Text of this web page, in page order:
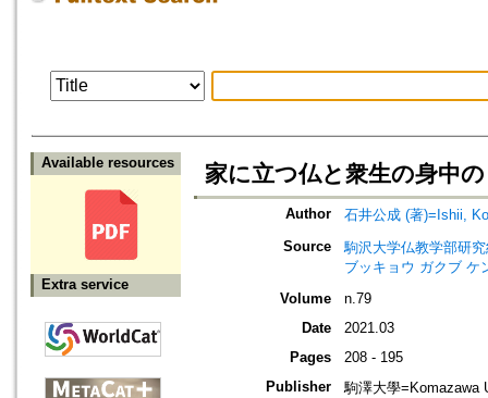
Available resources
Extra service
家に立つ仏と衆生の身中
Author
石井公成 (著)=Ishii,
Source
駒沢大学仏教学部研
ブッキョウ ガクブ ケ
Volume
n.79
Date
2021.03
Pages
208 - 195
Publisher
駒澤大學=Komazawa